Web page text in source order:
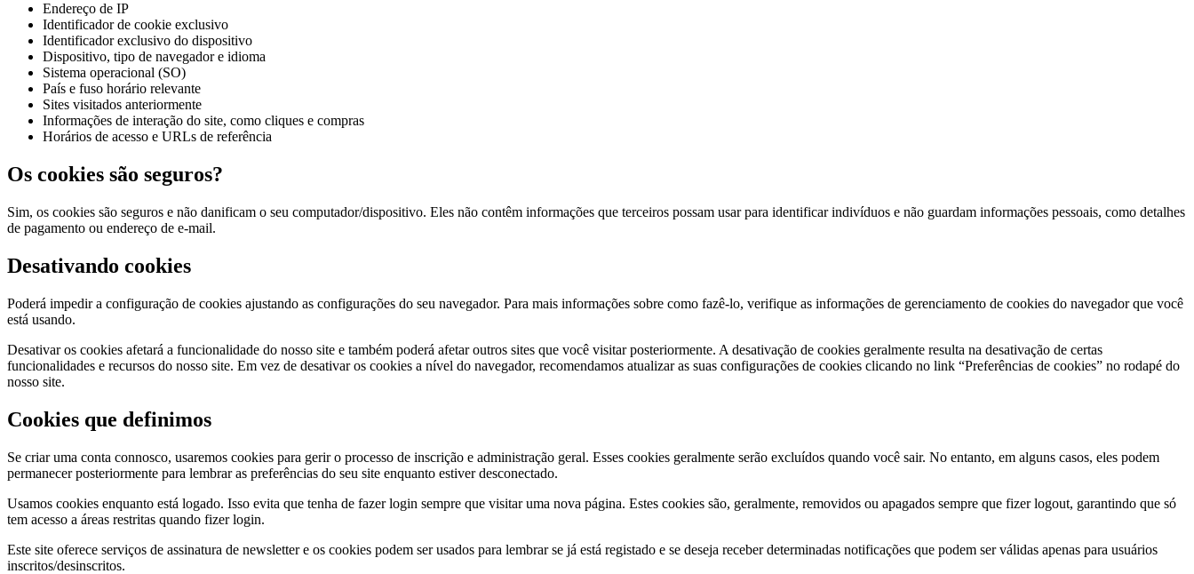
Endereço de IP
Identificador de cookie exclusivo
Identificador exclusivo do dispositivo
Dispositivo, tipo de navegador e idioma
Sistema operacional (SO)
País e fuso horário relevante
Sites visitados anteriormente
Informações de interação do site, como cliques e compras
Horários de acesso e URLs de referência
Os cookies são seguros?
Sim, os cookies são seguros e não danificam o seu computador/dispositivo. Eles não contêm informações que terceiros possam usar para identificar indivíduos e não guardam informações pessoais, como detalhes
de pagamento ou endereço de e-mail.
Desativando cookies
Poderá impedir a configuração de cookies ajustando as configurações do seu navegador. Para mais informações sobre como fazê-lo, verifique as informações de gerenciamento de cookies do navegador que você
está usando.
Desativar os cookies afetará a funcionalidade do nosso site e também poderá afetar outros sites que você visitar posteriormente. A desativação de cookies geralmente resulta na desativação de certas
funcionalidades e recursos do nosso site. Em vez de desativar os cookies a nível do navegador, recomendamos atualizar as suas configurações de cookies clicando no link “Preferências de cookies” no rodapé do
nosso site.
Cookies que definimos
Se criar uma conta connosco, usaremos cookies para gerir o processo de inscrição e administração geral. Esses cookies geralmente serão excluídos quando você sair. No entanto, em alguns casos, eles podem
permanecer posteriormente para lembrar as preferências do seu site enquanto estiver desconectado.
Usamos cookies enquanto está logado. Isso evita que tenha de fazer login sempre que visitar uma nova página. Estes cookies são, geralmente, removidos ou apagados sempre que fizer logout, garantindo que só
tem acesso a áreas restritas quando fizer login.
Este site oferece serviços de assinatura de newsletter e os cookies podem ser usados ​​para lembrar se já está registado e se deseja receber determinadas notificações que podem ser válidas apenas para usuários
inscritos/desinscritos.